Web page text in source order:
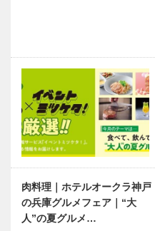
神大病院の魅
力はココだ！
Vol.41 神戸
大学医学部附
属病院 小児
外科 尾藤
祐…
有馬温泉歴史
人物帖 ～其
の弐拾伍～
平賀 源内
肉料理｜ホテルオークラ神戸
の兵庫グルメフェア｜“大
人”の夏グルメ…